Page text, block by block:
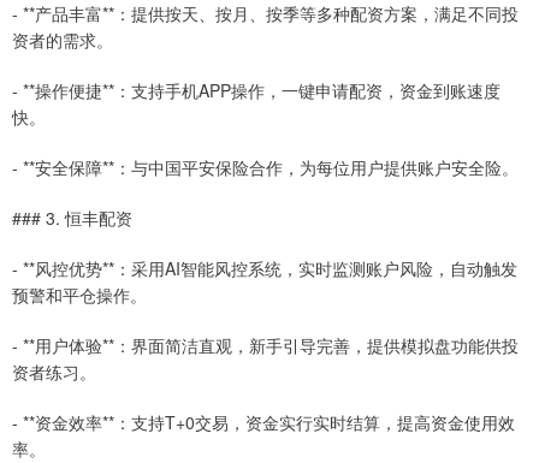
- **产品丰富**：提供按天、按月、按季等多种配资方案，满足不同投
资者的需求。
- **操作便捷**：支持手机APP操作，一键申请配资，资金到账速度
快。
- **安全保障**：与中国平安保险合作，为每位用户提供账户安全险。
### 3. 恒丰配资
- **风控优势**：采用AI智能风控系统，实时监测账户风险，自动触发
预警和平仓操作。
- **用户体验**：界面简洁直观，新手引导完善，提供模拟盘功能供投
资者练习。
- **资金效率**：支持T+0交易，资金实行实时结算，提高资金使用效
率。